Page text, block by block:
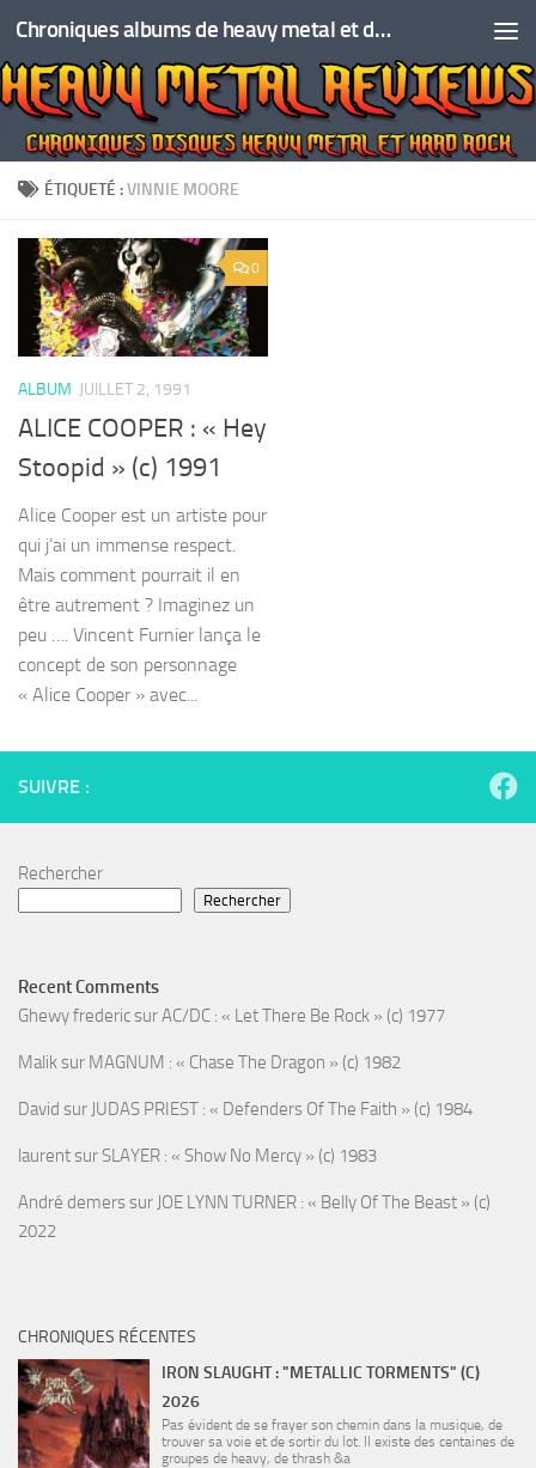
Skip to content Chroniques albums de heavy metal et de hard rock
ÉTIQUETÉ :VINNIE MOORE
0
ALBUM JUILLET 2, 1991
ALICE COOPER : « Hey
Stoopid » (c) 1991
Alice Cooper est un artiste pour
qui j’ai un immense respect.
Mais comment pourrait il en
être autrement ? Imaginez un
peu …. Vincent Furnier lança le
concept de son personnage
« Alice Cooper » avec...
SUIVRE :
Rechercher
Rechercher
Recent Comments
Ghewy fredericsurAC/DC : « Let There Be Rock » (c) 1977
Maliksur MAGNUM : « Chase The Dragon » (c) 1982
David sur JUDAS PRIEST : « Defenders Of The Faith » (c) 1984
laurentsur SLAYER : « Show No Mercy » (c) 1983
André demerssur JOE LYNN TURNER : « Belly Of The Beast » (c)
2022
CHRONIQUES RÉCENTES
IRON SLAUGHT : "METALLIC TORMENTS" (C)
2026
Pas évident de se frayer son chemin dans la musique, de
trouver sa voie et de sortir du lot. Il existe des centaines de
groupes de heavy, de thrash &a